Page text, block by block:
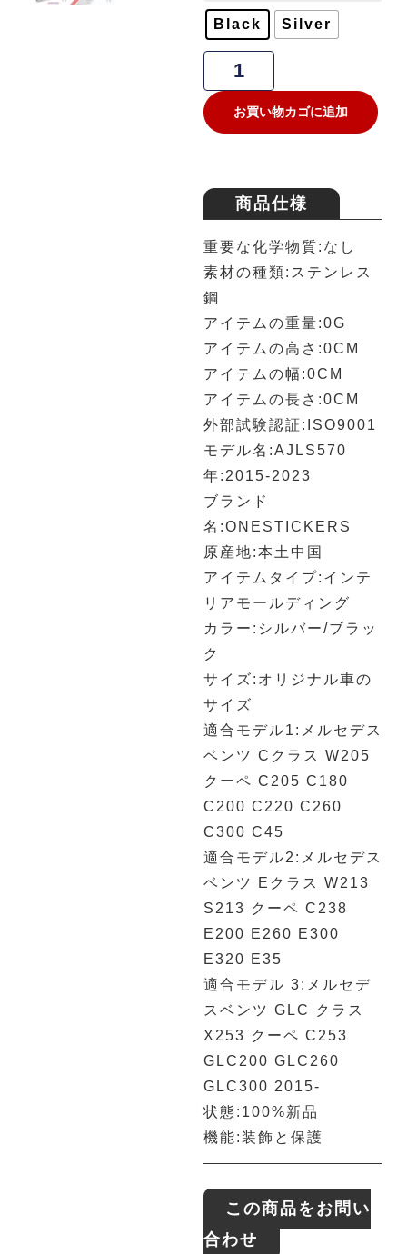
Black Silver
お買い物カゴに追加
商品仕様
重要な化学物質:なし
素材の種類:ステンレス
鋼
アイテムの重量:0G
アイテムの高さ:0CM
アイテムの幅:0CM
アイテムの長さ:0CM
外部試験認証:ISO9001
モデル名:AJLS570
年:2015-2023
ブランド
名:ONESTICKERS
原産地:本土中国
アイテムタイプ:インテ
リアモールディング
カラー:シルバー/ブラッ
ク
サイズ:オリジナル車の
サイズ
適合モデル1:メルセデス
ベンツ Cクラス W205
クーペ C205 C180
C200 C220 C260
C300 C45
適合モデル2:メルセデス
ベンツ Eクラス W213
S213 クーペ C238
E200 E260 E300
E320 E35
適合モデル 3:メルセデ
スベンツ GLC クラス
X253 クーペ C253
GLC200 GLC260
GLC300 2015-
状態:100%新品
機能:装飾と保護
この商品をお問い
合わせ